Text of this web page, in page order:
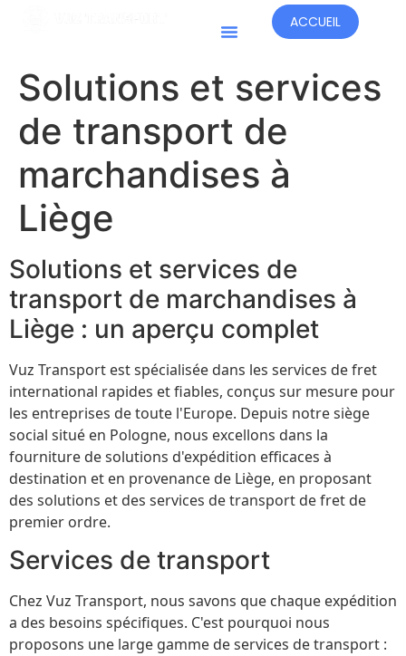
ACCUEIL
Solutions et services
de transport de
marchandises à
Liège
Solutions et services de
transport de marchandises à
Liège : un aperçu complet
Vuz Transport est spécialisée dans les services de fret
international rapides et fiables, conçus sur mesure pour
les entreprises de toute l'Europe. Depuis notre siège
social situé en Pologne, nous excellons dans la
fourniture de solutions d'expédition efficaces à
destination et en provenance de Liège, en proposant
des solutions et des services de transport de fret de
premier ordre.
Services de transport
Chez Vuz Transport, nous savons que chaque expédition
a des besoins spécifiques. C'est pourquoi nous
proposons une large gamme de services de transport :